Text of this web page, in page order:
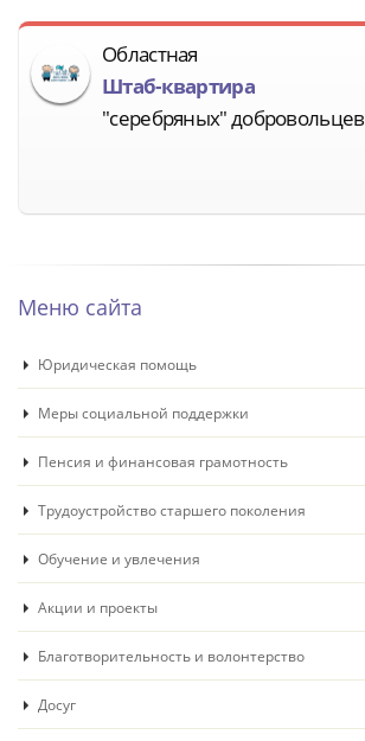
Областная
Штаб-квартира
"серебряных" добровольцев
Меню сайта
Юридическая помощь
Меры социальной поддержки
Пенсия и финансовая грамотность
Трудоустройство старшего поколения
Обучение и увлечения
Акции и проекты
Благотворительность и волонтерство
Досуг